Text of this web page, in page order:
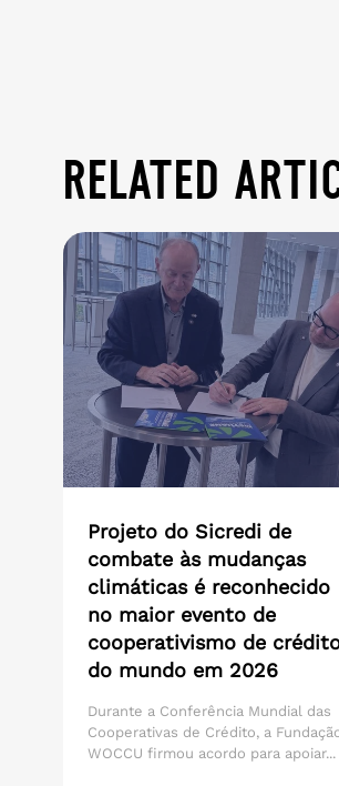
related
Projeto do Sicredi de
combate às mudanças
climáticas é reconhecido
no maior evento de
cooperativismo de
do mundo em 2026
Durante a Conferência Mundial das
Cooperativas de Crédito, a
WOCCU firmou acordo para apoiar...